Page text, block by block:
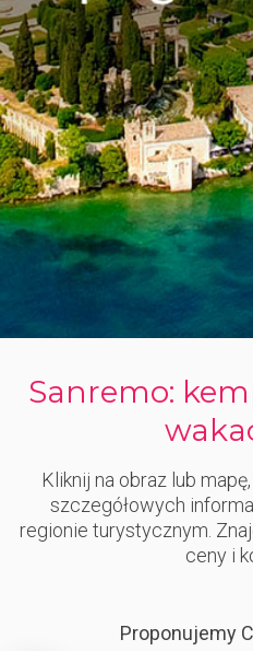
Sanremo:
Kliknij na obraz lub
szczegółowych
regionie turystycznym.
ceny i
Proponujemy